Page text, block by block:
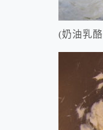
(奶油乳酪